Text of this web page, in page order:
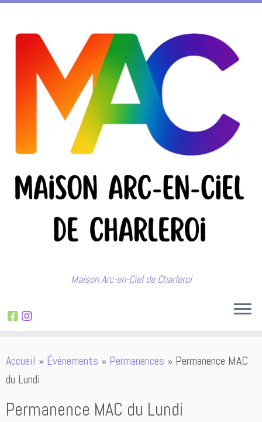
au
contenu
Maison Arc-en-Ciel de Charleroi
Accueil » Évènements » Permanences » Permanence MAC
du Lundi
Permanence MAC du Lundi